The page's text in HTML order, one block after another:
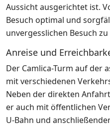
Aussicht ausgerichtet ist.
Besuch optimal und
unvergesslichen Besuch
Anreise und
Der Camlica-Turm auf der
mit verschiedenen
Neben der direkten
er auch mit öffentlichen
U-Bahn und